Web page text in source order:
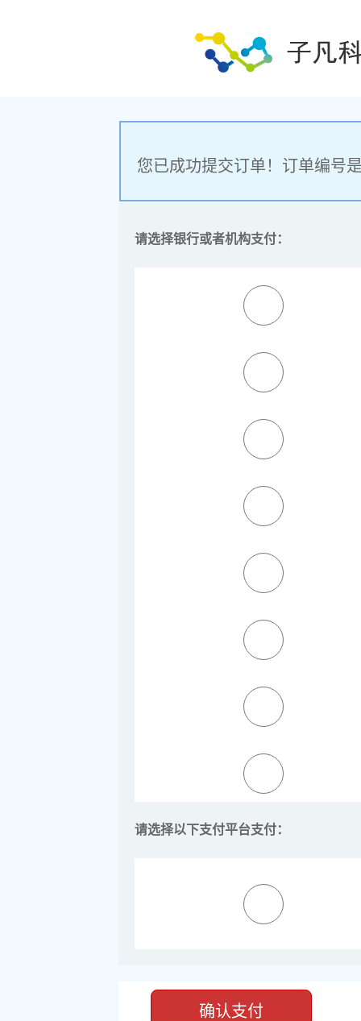
您已成功提交订单！订单编号
请选择银行或者机构支付：
请选择以下支付平台支付：
确认支付